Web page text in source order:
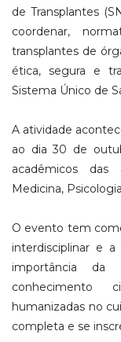
de Transplantes
coordenar,
transplantes de
ética, segura e
Sistema Único de
A atividade
ao dia 30 de
acadêmicos das
Medicina,
O evento tem
interdisciplinar e
importância da
conhecimento
humanizadas no
completa e se